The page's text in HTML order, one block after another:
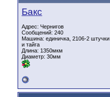
Бакс
Адрес: Чернигов
Сообщений: 240
Машина: единичка, 2106-2 штучки
и тайга
Длина: 1350мкм
Диаметр: 30мм